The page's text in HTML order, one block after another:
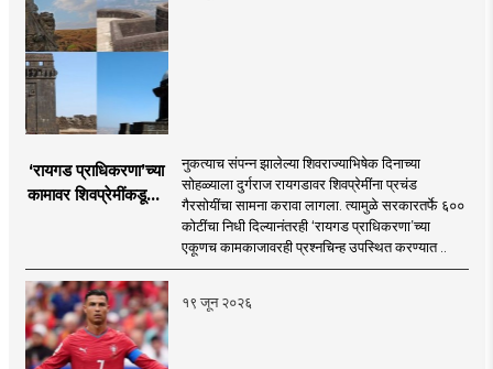
‘रायगड प्राधिकरणा’च्या
कामावर शिवप्रेमींकडूनच
नुकत्याच संपन्न झालेल्या शिवराज्याभिषेक दिनाच्या
सोहळ्याला दुर्गराज रायगडावर शिवप्रेमींना प्रचंड
गैरसोयींचा सामना करावा लागला. त्यामुळे सरकारतर्फे ६००
कोटींचा निधी दिल्यानंतरही ‘रायगड प्राधिकरणा’च्या
एकूणच कामकाजावरही प्रश्नचिन्ह उपस्थित करण्यात ..
१९ जून २०२६